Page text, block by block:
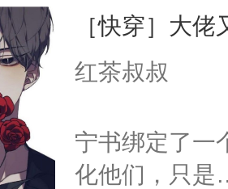
［快穿］大
红茶叔叔
宁书绑定了一
化他们，只是